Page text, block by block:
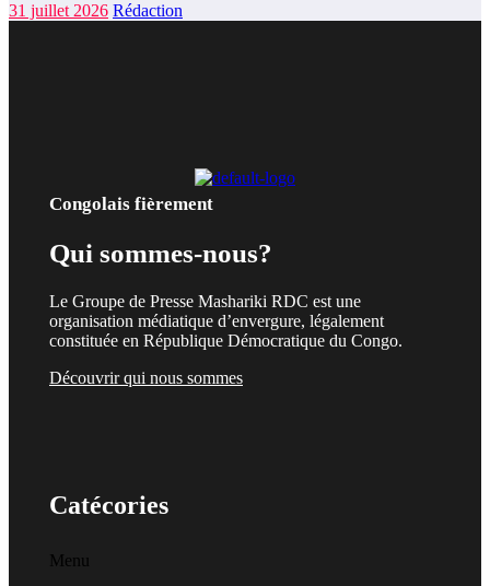
31 juillet 2026 Rédaction
Congolais fièrement
Qui sommes-nous?
Le Groupe de Presse Mashariki RDC est une
organisation médiatique d’envergure, légalement
constituée en République Démocratique du Congo.
Découvrir qui nous sommes
Catécories
Menu